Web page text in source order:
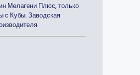
Мелагени Плюс, только
с Кубы. Заводская